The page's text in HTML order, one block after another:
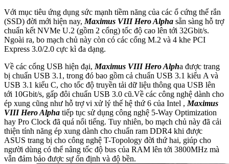
Với mục tiêu ứng dụng sức mạnh tiềm năng của các ổ cứng thể rắn
(SSD) đời mới hiện nay, Maximus VIII Hero Alpha sẵn sàng hỗ trợ
chuẩn kết NVMe U.2 (gồm 2 cổng) tốc độ cao lên tới 32Gbit/s.
Ngoài ra, bo mạch chủ này còn có các cổng M.2 và 4 khe PCI
Express 3.0/2.0 cực kì đa dạng.
Về các cổng USB hiện đại, Maximus VIII Hero Alpha được trang
bị chuẩn USB 3.1, trong đó bao gồm cả chuẩn USB 3.1 kiểu A và
USB 3.1 kiểu C, cho tốc độ truyền tải dữ liệu thông qua USB lên
tới 10Gbit/s, gấp đôi chuẩn USB 3.0 cũ.Về các công nghệ dành cho
ép xung cũng như hỗ trợ vi xử lý thế hệ thứ 6 của Intel , Maximus
VIII Hero Alpha tiếp tục sử dụng công nghệ 5-Way Optimization
hay Pro Clock đã quá nổi tiếng. Tuy nhiên, bo mạch chủ này đã cải
thiện tính năng ép xung dành cho chuẩn ram DDR4 khi được
ASUS trang bị cho công nghệ T-Topology đời thứ hai, giúp cho
người dùng có thể nâng tốc độ bus của RAM lên tới 3800MHz mà
vẫn đảm bảo được sự ổn định và độ bền.